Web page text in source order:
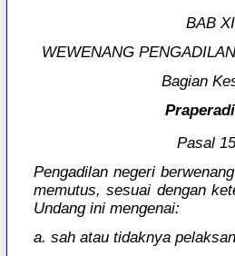
BAB XI
WEWENANG
Bagian
Pasal
Pengadilan negeri
memutus, sesuai dengan
Undang ini mengenai:
a. sah atau tidaknya